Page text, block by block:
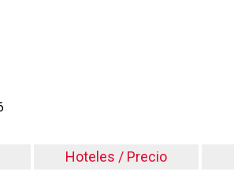
Hoteles / Precio